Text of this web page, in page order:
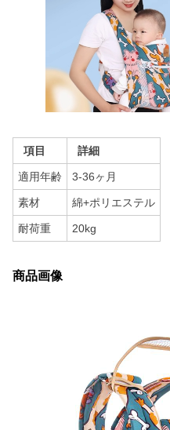
項目 詳細
適用年齢 3-36ヶ月
素材 綿+ポリエステル
耐荷重 20kg
商品画像